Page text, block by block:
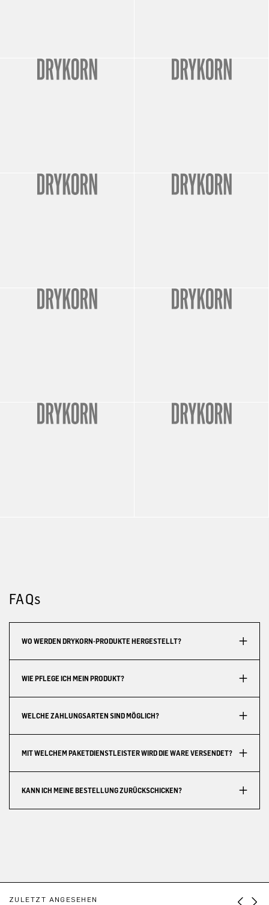
FAQs
WO WERDEN DRYKORN-PRODUKTE HERGESTELLT?
WIE PFLEGE ICH MEIN PRODUKT?
WELCHE ZAHLUNGSARTEN SIND MÖGLICH?
MIT WELCHEM PAKETDIENSTLEISTER WIRD DIE WARE VERSENDET?
KANN ICH MEINE BESTELLUNG ZURÜCKSCHICKEN?
ZULETZT ANGESEHEN